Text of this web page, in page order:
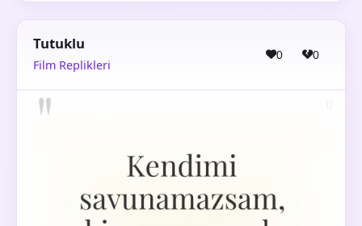
Tutuklu
Film Replikleri
0 0